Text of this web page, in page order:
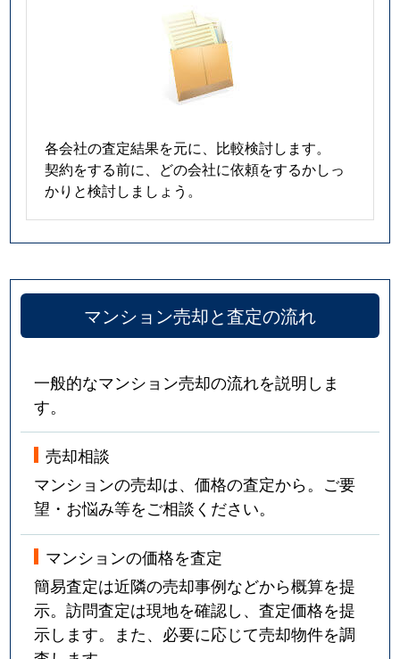
各会社の査定結果を元に、比較検討します。
契約をする前に、どの会社に依頼をするかしっ
かりと検討しましょう。
マンション売却と査定の流れ
一般的なマンション売却の流れを説明しま
す。
売却相談
マンションの売却は、価格の査定から。ご要
望・お悩み等をご相談ください。
マンションの価格を査定
簡易査定は近隣の売却事例などから概算を提
示。訪問査定は現地を確認し、査定価格を提
示します。また、必要に応じて売却物件を調